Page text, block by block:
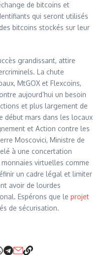
de bitcoins et
qui seront utilisés
bitcoins stockés sur leur
grandissant, attire
La chute
MtGOX et Flexcoins,
aujourd’hui un besoin
et plus largement de
début mars dans les locaux
et Action contre les
Moscovici, Ministre de
à une concertation
virtuelles comme
un cadre légal et limiter
avoir de lourdes
Espérons que le projet
de sécurisation.